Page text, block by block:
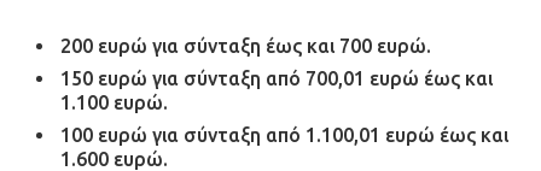
200 ευρώ για σύνταξη έως και 700 ευρώ.
150 ευρώ για σύνταξη από 700,01 ευρώ έως και
1.100 ευρώ.
100 ευρώ για σύνταξη από 1.100,01 ευρώ έως και
1.600 ευρώ.